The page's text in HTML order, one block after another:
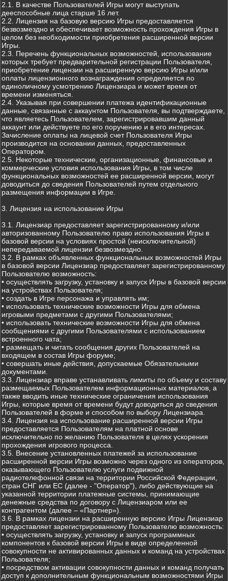
2.1. В качестве Пользователей Игры могут выступать
дееспособные лица старше 16 лет.
2.2. Лицензия на базовую версию Игры предоставляется
безвозмездно и обеспечивает возможность прохождения Игры в
целом без необходимости приобретения расширенной версии
Игры.
2.3. Перечень функциональных возможностей, использование
которых требует предварительной регистрации Пользователя,
приобретение лицензии на расширенную версию Игры и/или
оплаты лицензионного вознаграждения определяется по
единоличному усмотрению Лицензиара и может время от
времени изменяться.
2.4. Указывая при совершении платежа идентификационные
данные, связанные с аккаунтом Пользователя, вы подтверждаете,
что являетесь Пользователем, зарегистрировавшим данный
аккаунт или действуете по его поручению и в его интересах.
Зачисление оплаты на лицевой счет Пользователя Игры
производится на основании данных, предоставленных
Оператором.
2.5. Некоторые технические, организационные, финансовые и
коммерческие условия использования Игры, в том числе
функциональных возможностей ее расширенной версии, могут
доводиться до сведения Пользователей путем отдельного
размещения информации в Игре.
3. Лицензия на использование Игры
3.1. Лицензиар предоставляет зарегистрированному и/или
авторизованному Пользователю право использования Игры в
базовой версии на условиях простой (неисключительной)
непередаваемой лицензии безвозмездно.
3.2. В рамках объявленных функциональных возможностей Игры
в базовой версии Лицензиар предоставляет зарегистрированному
Пользователю возможность:
• осуществлять загрузку, установку и запуск Игры в базовой версии
на устройствах Пользователя;
• создать в Игре персонажа и управлять им;
• использовать технические возможности Игры для обмена
игровыми предметами с другими Пользователями;
• использовать технические возможности Игры для обмена
сообщениями с другими Пользователями с использованием
встроенного чата;
• размещать и читать сообщения других Пользователей на
входящем в состав Игры форуме;
• совершать иные действия, допускаемые Обязательными
документами.
3.3. Лицензиар вправе устанавливать лимиты по объему и составу
размещаемых Пользователем информационных материалов, а
также вводить иные технические ограничения использования
Игры, которые время от времени будут доводиться до сведения
Пользователей в форме и способом по выбору Лицензиара.
3.4. Лицензия на использование расширенной версии Игры
предоставляется Пользователям на платной основе
исключительно по желанию Пользователя в целях ускорения
прохождения игрового процесса.
3.5. Внесение установленных платежей за использование
расширенной версии Игры возможно через одного из операторов,
оказывающего Пользователю услуги подвижной
радиотелефонной связи на территории Российской Федерации,
стран СНГ или ЕС (далее - "Оператор"), либо действующие на
указанной территории платежные системы, принимающие
денежные средства по договору с Лицензиаром или ее
контрагентом (далее – «Партнер»).
3.6. В рамках лицензии на расширенную версию Игры Лицензиар
предоставляет зарегистрированному Пользователю возможность:
• осуществлять загрузку, установку и запуск программных
компонентов к базовой версии Игры в виде определенной
совокупности не активированных данных и команд на устройствах
Пользователя;
• посредством активации совокупности данных и команд получать
доступ к дополнительным функциональным возможностями Игры